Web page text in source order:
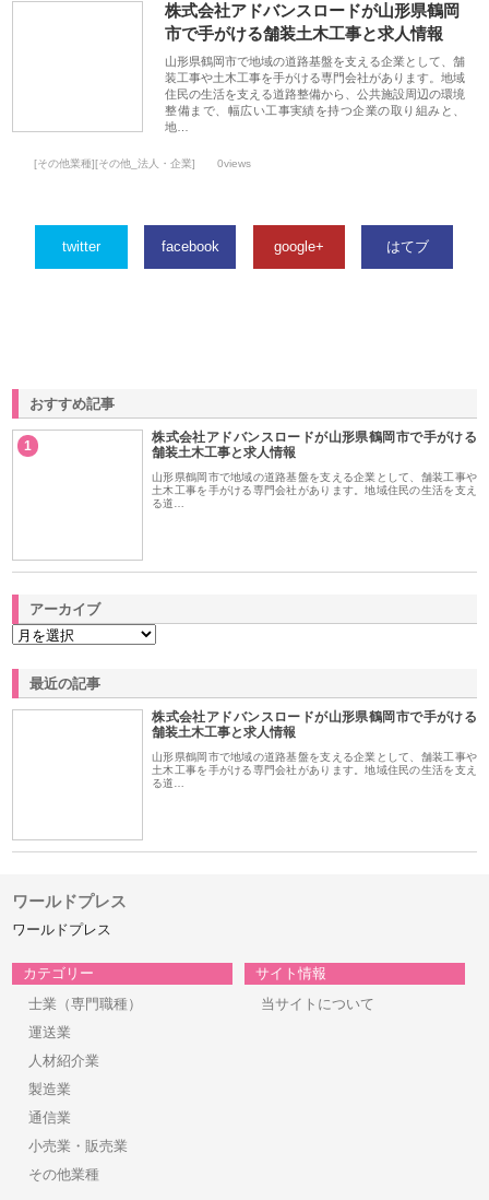
株式会社アドバンスロードが山形県鶴岡
市で手がける舗装土木工事と求人情報
山形県鶴岡市で地域の道路基盤を支える企業として、舗
装工事や土木工事を手がける専門会社があります。地域
住民の生活を支える道路整備から、公共施設周辺の環境
整備まで、幅広い工事実績を持つ企業の取り組みと、
地…
[その他業種][その他_法人・企業] 0views
twitter facebook google+ はてブ
おすすめ記事
1
株式会社アドバンスロードが山形県鶴岡市で手がける
舗装土木工事と求人情報
山形県鶴岡市で地域の道路基盤を支える企業として、舗装工事や
土木工事を手がける専門会社があります。地域住民の生活を支え
る道…
アーカイブ
最近の記事
株式会社アドバンスロードが山形県鶴岡市で手がける
舗装土木工事と求人情報
山形県鶴岡市で地域の道路基盤を支える企業として、舗装工事や
土木工事を手がける専門会社があります。地域住民の生活を支え
る道…
ワールドプレス
ワールドプレス
カテゴリー
士業（専門職種）
運送業
人材紹介業
製造業
通信業
小売業・販売業
その他業種
サイト情報
当サイトについて